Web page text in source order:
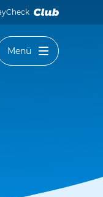
Menü